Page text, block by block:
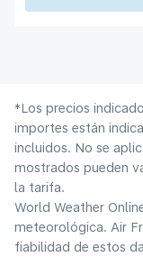
*Los precios
importes están
incluidos. No se
mostrados pueden
la tarifa.
World Weather
meteorológica. Air
fiabilidad de estos